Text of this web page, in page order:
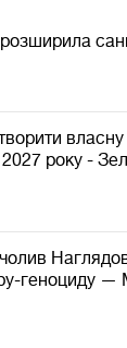
власну
2027 року -
геноциду —